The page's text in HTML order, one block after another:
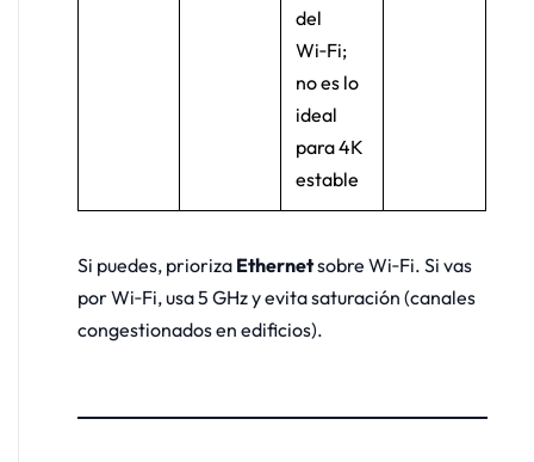
del
Wi‑Fi;
no es lo
ideal
para 4K
estable
Si puedes, prioriza Ethernetsobre Wi‑Fi. Si vas
por Wi‑Fi, usa 5 GHz y evita saturación (canales
congestionados en edificios).